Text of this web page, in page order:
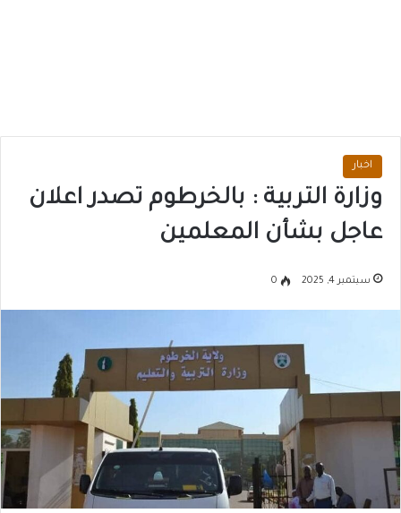
اخبار
وزارة التربية : بالخرطوم تصدر اعلان
عاجل بشأن المعلمين
سبتمبر 4, 2025 0